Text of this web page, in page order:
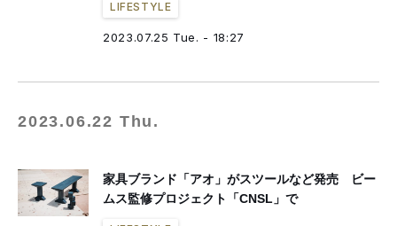
LIFESTYLE
2023.07.25 Tue. - 18:27
2023.06.22 Thu.
家具ブランド「アオ」がスツールなど発売 ビー
ムス監修プロジェクト「CNSL」で